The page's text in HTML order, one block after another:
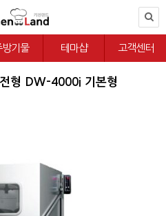
방기물 테마샵 고객센터
형 DW-4000i 기본형